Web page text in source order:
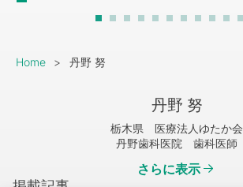
Breadcrumb
Home 丹野 努
丹野 努
栃木県 医療法人ゆたか会
丹野歯科医院 歯科医師
さらに表示